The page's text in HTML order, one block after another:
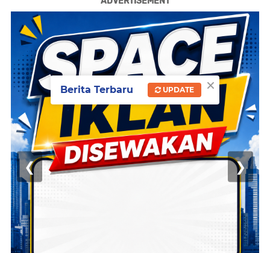
❮ ❯
×
Berita Terbaru UPDATE